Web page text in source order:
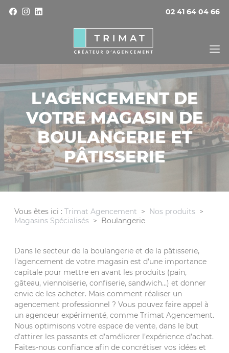
02 41 64 04 66
L'AGENCEMENT DE
VOTRE MAGASIN DE
BOULANGERIE ET
PÂTISSERIE
Vous êtes ici : Trimat Agencement > Nos produits >
Magasins Spécialisés > Boulangerie
Dans le secteur de la boulangerie et de la pâtisserie,
l'agencement de votre magasin est d’une importance
capitale pour mettre en avant les produits (pain,
gâteau, viennoiserie, confiserie, sandwich…) et donner
envie de les acheter. Mais comment réaliser un
agencement professionnel ? Vous pouvez faire appel à
un agenceur expérimenté, comme Trimat Agencement.
Nous optimisons votre espace de vente, dans le but
d’attirer les passants et d’améliorer l’expérience d’achat.
Faites-nous confiance afin de concrétiser vos idées et